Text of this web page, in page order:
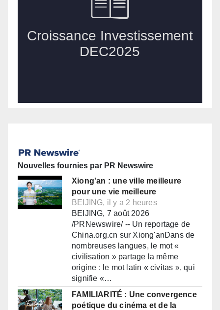
Nouvelles fournies par PR Newswire
Xiong'an : une ville meilleure
pour une vie meilleure
BEIJING, il y a 2 heures
BEIJING, 7 août 2026
/PRNewswire/ -- Un reportage de
China.org.cn sur Xiong'anDans de
nombreuses langues, le mot «
civilisation » partage la même
origine : le mot latin « civitas », qui
signifie «…
FAMILIARITÉ : Une convergence
poétique du cinéma et de la